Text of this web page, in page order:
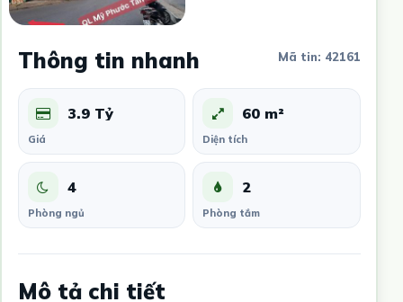
Thông tin nhanh Mã tin: 42161
3.9 Tỷ
Giá
60 m²
Diện tích
4
Phòng ngủ
2
Phòng tắm
Mô tả chi tiết